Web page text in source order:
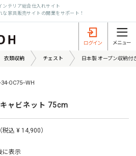
ンテリア総合仕入れサイト
な家具販売サイトの開業をサポート！
衣類収納 チェスト 日本製 オープン収納付
OC75--WH
ャビネット 75cm
込 ¥ 14,900）
に表示